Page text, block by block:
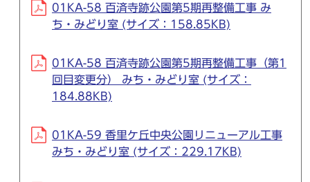
01KA-58 百済寺跡公園第5期再整備工事 み
ち・みどり室 (サイズ：158.85KB)
01KA-58 百済寺跡公園第5期再整備工事（第1
回目変更分） みち・みどり室 (サイズ：
184.88KB)
01KA-59 香里ケ丘中央公園リニューアル工事
みち・みどり室 (サイズ：229.17KB)